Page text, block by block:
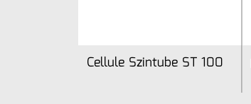
Cellule Szintube ST 100
Cellule Szintube ST 100